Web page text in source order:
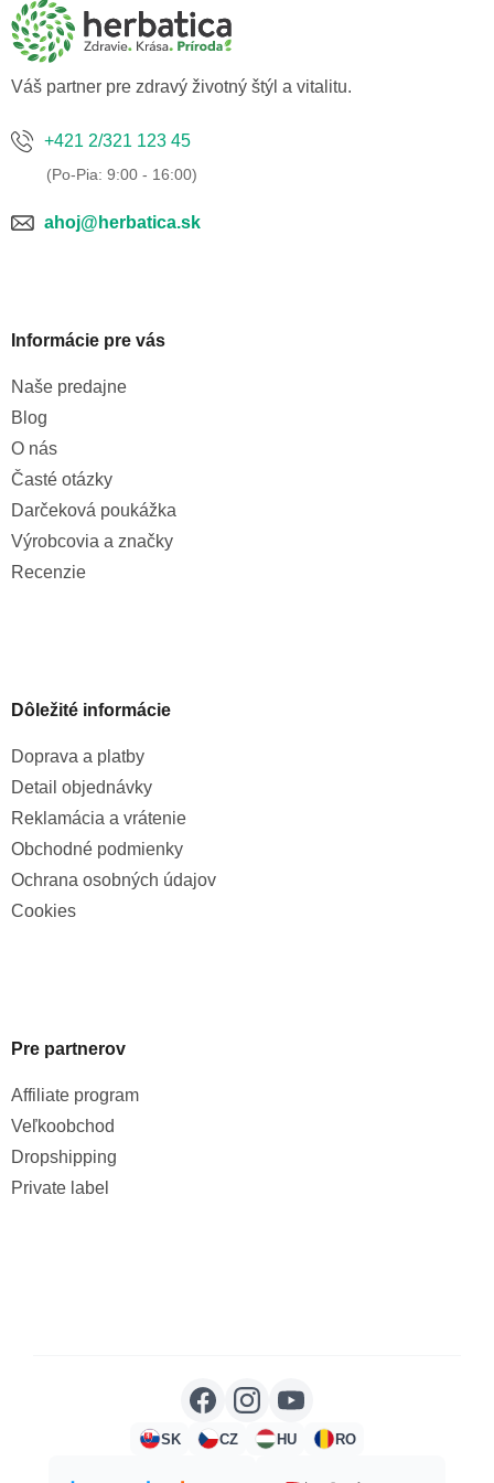
Váš partner pre zdravý životný štýl a vitalitu.
+421 2/321 123 45
ahoj@herbatica.sk
Informácie pre vás
Naše predajne
Blog
O nás
Časté otázky
Darčeková poukážka
Výrobcovia a značky
Recenzie
Dôležité informácie
Doprava a platby
Detail objednávky
Reklamácia a vrátenie
Obchodné podmienky
Ochrana osobných údajov
Cookies
Pre partnerov
Affiliate program
Veľkoobchod
Dropshipping
Private label
SK CZ HU RO